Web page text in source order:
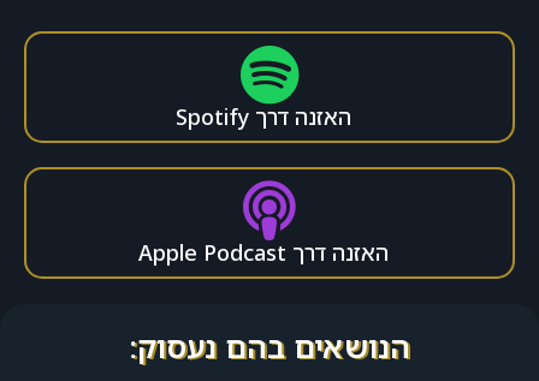
האזנה דרך Spotify
האזנה דרך Apple Podcast
הנושאים בהם נעסוק: